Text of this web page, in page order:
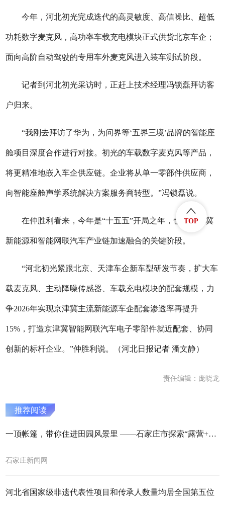
今年，河北初光完成迭代的高灵敏度、高信噪比、超低
功耗数字麦克风，高功率车载充电模块正式供货北京车企；
面向高阶自动驾驶的专用车外麦克风进入装车测试阶段。
记者到河北初光采访时，正赶上技术经理冯锁磊拜访客
户归来。
“我刚去拜访了华为，为问界等‘五界三境’品牌的智能座
舱项目深度合作进行对接。初光的车载数字麦克风等产品，
将更精准地嵌入车企供应链。企业将从单一零部件供应商，
向智能座舱声学系统解决方案服务商转型。”冯锁磊说。
在仲胜利看来，今年是“十五五”开局之年，也是京津冀
新能源和智能网联汽车产业链加速融合的关键阶段。
“河北初光紧跟北京、天津车企新车型研发节奏，扩大车
载麦克风、主动降噪传感器、车载充电模块的配套规模，力
争2026年实现京津冀主流新能源车企配套渗透率再提升
15%，打造京津冀智能网联汽车电子零部件就近配套、协同
创新的标杆企业。”仲胜利说。（河北日报记者 潘文静）
责任编辑：庞晓龙
推荐阅读
​一顶帐篷，带你住进田园风景里 ——石家庄市探索“露营+乡村”农文旅融合新路径
石家庄新闻网
河北省国家级非遗代表性项目和传承人数量均居全国第五位
TOP